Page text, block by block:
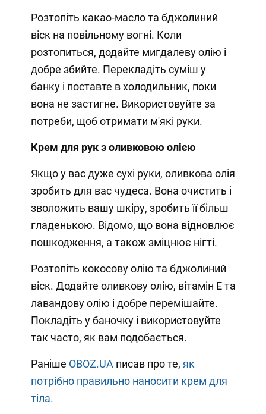
Розтопіть какао-масло та бджолиний
віск на повільному вогні. Коли
розтопиться, додайте мигдалеву олію і
добре збийте. Перекладіть суміш у
банку і поставте в холодильник, поки
вона не застигне. Використовуйте за
потреби, щоб отримати м'які руки.
Крем для рук з оливковою олією
Якщо у вас дуже сухі руки, оливкова олія
зробить для вас чудеса. Вона очистить і
зволожить вашу шкіру, зробить її більш
гладенькою. Відомо, що вона відновлює
пошкодження, а також зміцнює нігті.
Розтопіть кокосову олію та бджолиний
віск. Додайте оливкову олію, вітамін Е та
лавандову олію і добре перемішайте.
Покладіть у баночку і використовуйте
так часто, як вам подобається.
Раніше OBOZ.UA писав про те, як
потрібно правильно наносити крем для
тіла.